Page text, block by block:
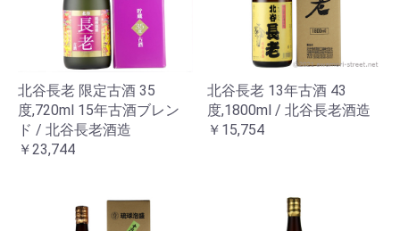
北谷長老 限定古酒 35
度,720ml 15年古酒ブレン
ド / 北谷長老酒造
￥23,744
北谷長老 13年古酒 43
度,1800ml / 北谷長老酒造
￥15,754